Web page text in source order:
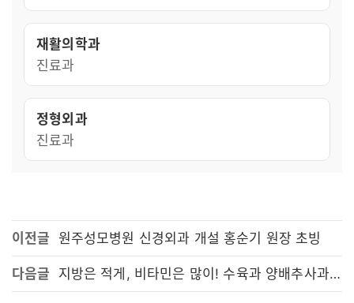
재활의학과
진료과
정형외과
진료과
이전글 원주성모병원 신경외과 개설 홍순기 원장 초빙
다음글 지방은 적게, 비타민은 많이! 수육과 양배추사과샐러드